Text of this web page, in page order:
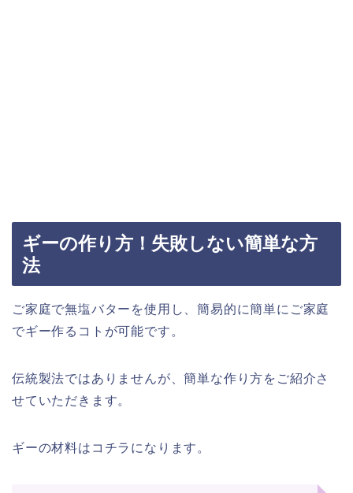
ギーの作り方！失敗しない簡単な方
法
ご家庭で無塩バターを使用し、簡易的に簡単にご家庭
でギー作るコトが可能です。
伝統製法ではありませんが、簡単な作り方をご紹介さ
せていただきます。
ギーの材料はコチラになります。